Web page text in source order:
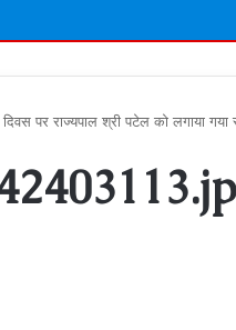
पर राज्यपाल श्री पटेल को लगाया